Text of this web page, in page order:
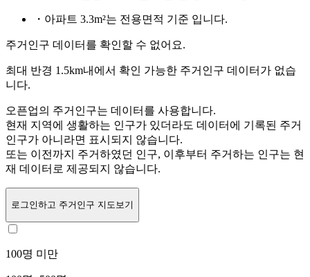
・아파트 3.3m²는 전용면적 기준 입니다.
주거인구 데이터를 확인할 수 없어요.
최대 반경 1.5km내에서 확인 가능한 주거인구 데이터가 없습
니다.
오픈업의 주거인구는 데이터를 사용합니다.
현재 지역에 생활하는 인구가 있더라도 데이터에 기록된 주거
인구가 아니라면 표시되지 않습니다.
또는 이전까지 주거하였던 인구, 이후부터 주거하는 인구는 현
재 데이터로 제공되지 않습니다.
로그인하고 주거인구 지도보기
100명 미만